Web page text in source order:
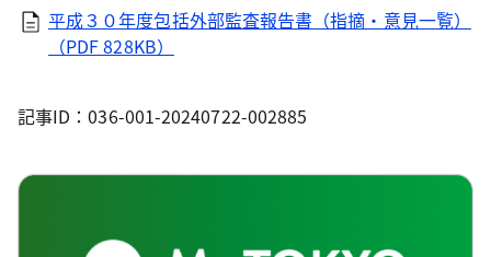
平成３０年度包括外部監査報告書（指摘・意見一覧）
（PDF 828KB）
記事ID：036-001-20240722-002885